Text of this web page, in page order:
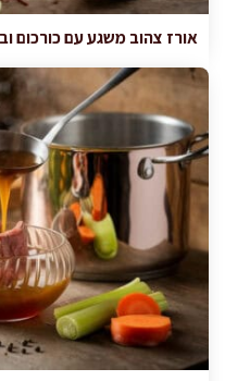
אורז צהוב משגע עם כורכום